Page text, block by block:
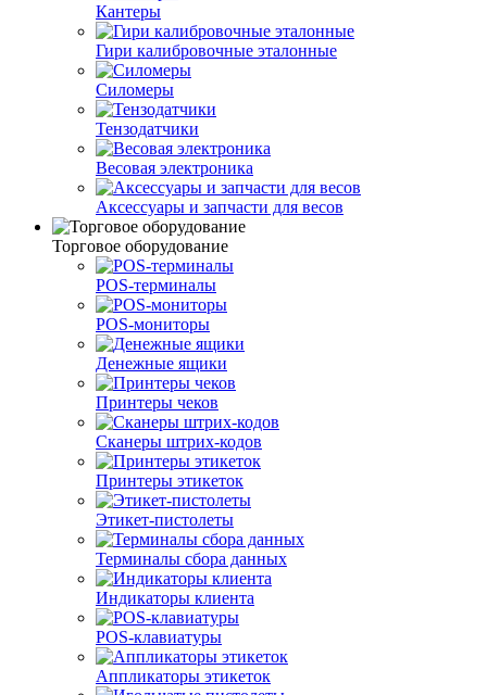
Кантеры
Гири калибровочные эталонные
Силомеры
Тензодатчики
Весовая электроника
Аксессуары и запчасти для весов
Торговое оборудование
POS-терминалы
POS-мониторы
Денежные ящики
Принтеры чеков
Сканеры штрих-кодов
Принтеры этикеток
Этикет-пистолеты
Терминалы сбора данных
Индикаторы клиента
POS-клавиатуры
Аппликаторы этикеток